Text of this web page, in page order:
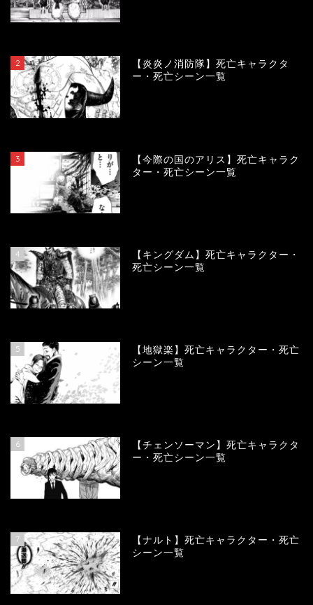
2
【炎炎ノ消防隊】死亡キャラクタ
ー・死亡シーン一覧
3
【今際の国のアリス】死亡キャラク
ター・死亡シーン一覧
4
【キングダム】死亡キャラクター・
死亡シーン一覧
5
【地獄楽】死亡キャラクター・死亡
シーン一覧
6
【チェンソーマン】死亡キャラクタ
ー・死亡シーン一覧
7
【ナルト】死亡キャラクター・死亡
シーン一覧